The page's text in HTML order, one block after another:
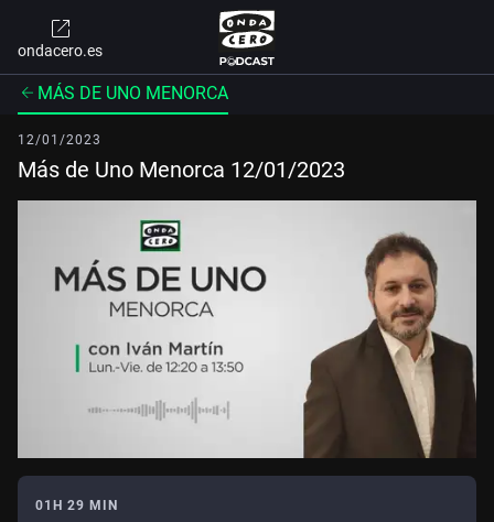
ondacero.es
MÁS DE UNO MENORCA
12/01/2023
Más de Uno Menorca 12/01/2023
01H 29 MIN